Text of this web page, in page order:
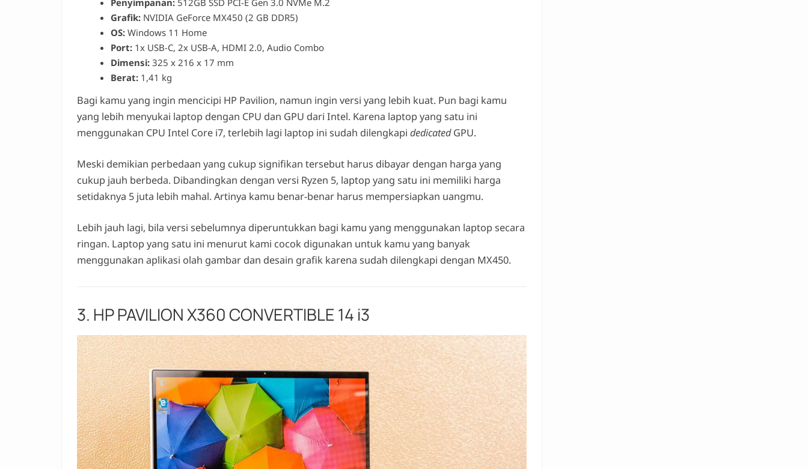
Grafik: NVIDIA GeForce MX450 (2 GB DDR5)
OS: Windows 11 Home
Port: 1x USB-C, 2x USB-A, HDMI 2.0, Audio Combo
Dimensi: 325 x 216 x 17 mm
Berat: 1,41 kg
Bagi kamu yang ingin mencicipi HP Pavilion, namun ingin versi yang lebih kuat. Pun bagi kamu
yang lebih menyukai laptop dengan CPU dan GPU dari Intel. Karena laptop yang satu ini
menggunakan CPU Intel Core i7, terlebih lagi laptop ini sudah dilengkapi dedicatedGPU.
Meski demikian perbedaan yang cukup signifikan tersebut harus dibayar dengan harga yang
cukup jauh berbeda. Dibandingkan dengan versi Ryzen 5, laptop yang satu ini memiliki harga
setidaknya 5 juta lebih mahal. Artinya kamu benar-benar harus mempersiapkan uangmu.
Lebih jauh lagi, bila versi sebelumnya diperuntukkan bagi kamu yang menggunakan laptop secara
ringan. Laptop yang satu ini menurut kami cocok digunakan untuk kamu yang banyak
menggunakan aplikasi olah gambar dan desain grafik karena sudah dilengkapi dengan MX450.
3. HP PAVILION X360 CONVERTIBLE 14 i3